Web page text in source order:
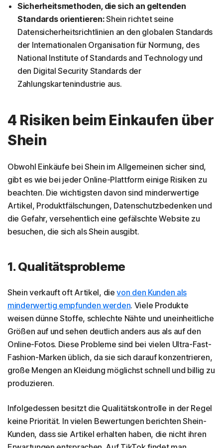
Sicherheitsmethoden, die sich an geltenden
Standards orientieren:Shein richtet seine
Datensicherheitsrichtlinien an den globalen Standards
der Internationalen Organisation für Normung, des
National Institute of Standards and Technology und
den Digital Security Standards der
Zahlungskartenindustrie aus.
4 Risiken beim Einkaufen über
Shein
Obwohl Einkäufe bei Shein im Allgemeinen sicher sind,
gibt es wie bei jeder Online-Plattform einige Risiken zu
beachten. Die wichtigsten davon sind minderwertige
Artikel, Produktfälschungen, Datenschutzbedenken und
die Gefahr, versehentlich eine gefälschte Website zu
besuchen, die sich als Shein ausgibt.
1. Qualitätsprobleme
Shein verkauft oft Artikel, dievon den Kunden als
minderwertig empfunden werden. Viele Produkte
weisen dünne Stoffe, schlechte Nähte und uneinheitliche
Größen auf und sehen deutlich anders aus als auf den
Online-Fotos. Diese Probleme sind bei vielen Ultra-Fast-
Fashion-Marken üblich, da sie sich darauf konzentrieren,
große Mengen an Kleidung möglichst schnell und billig zu
produzieren.
Infolgedessen besitzt die Qualitätskontrolle in der Regel
keine Priorität. In vielen Bewertungen berichten Shein-
Kunden, dass sie Artikel erhalten haben, die nicht ihren